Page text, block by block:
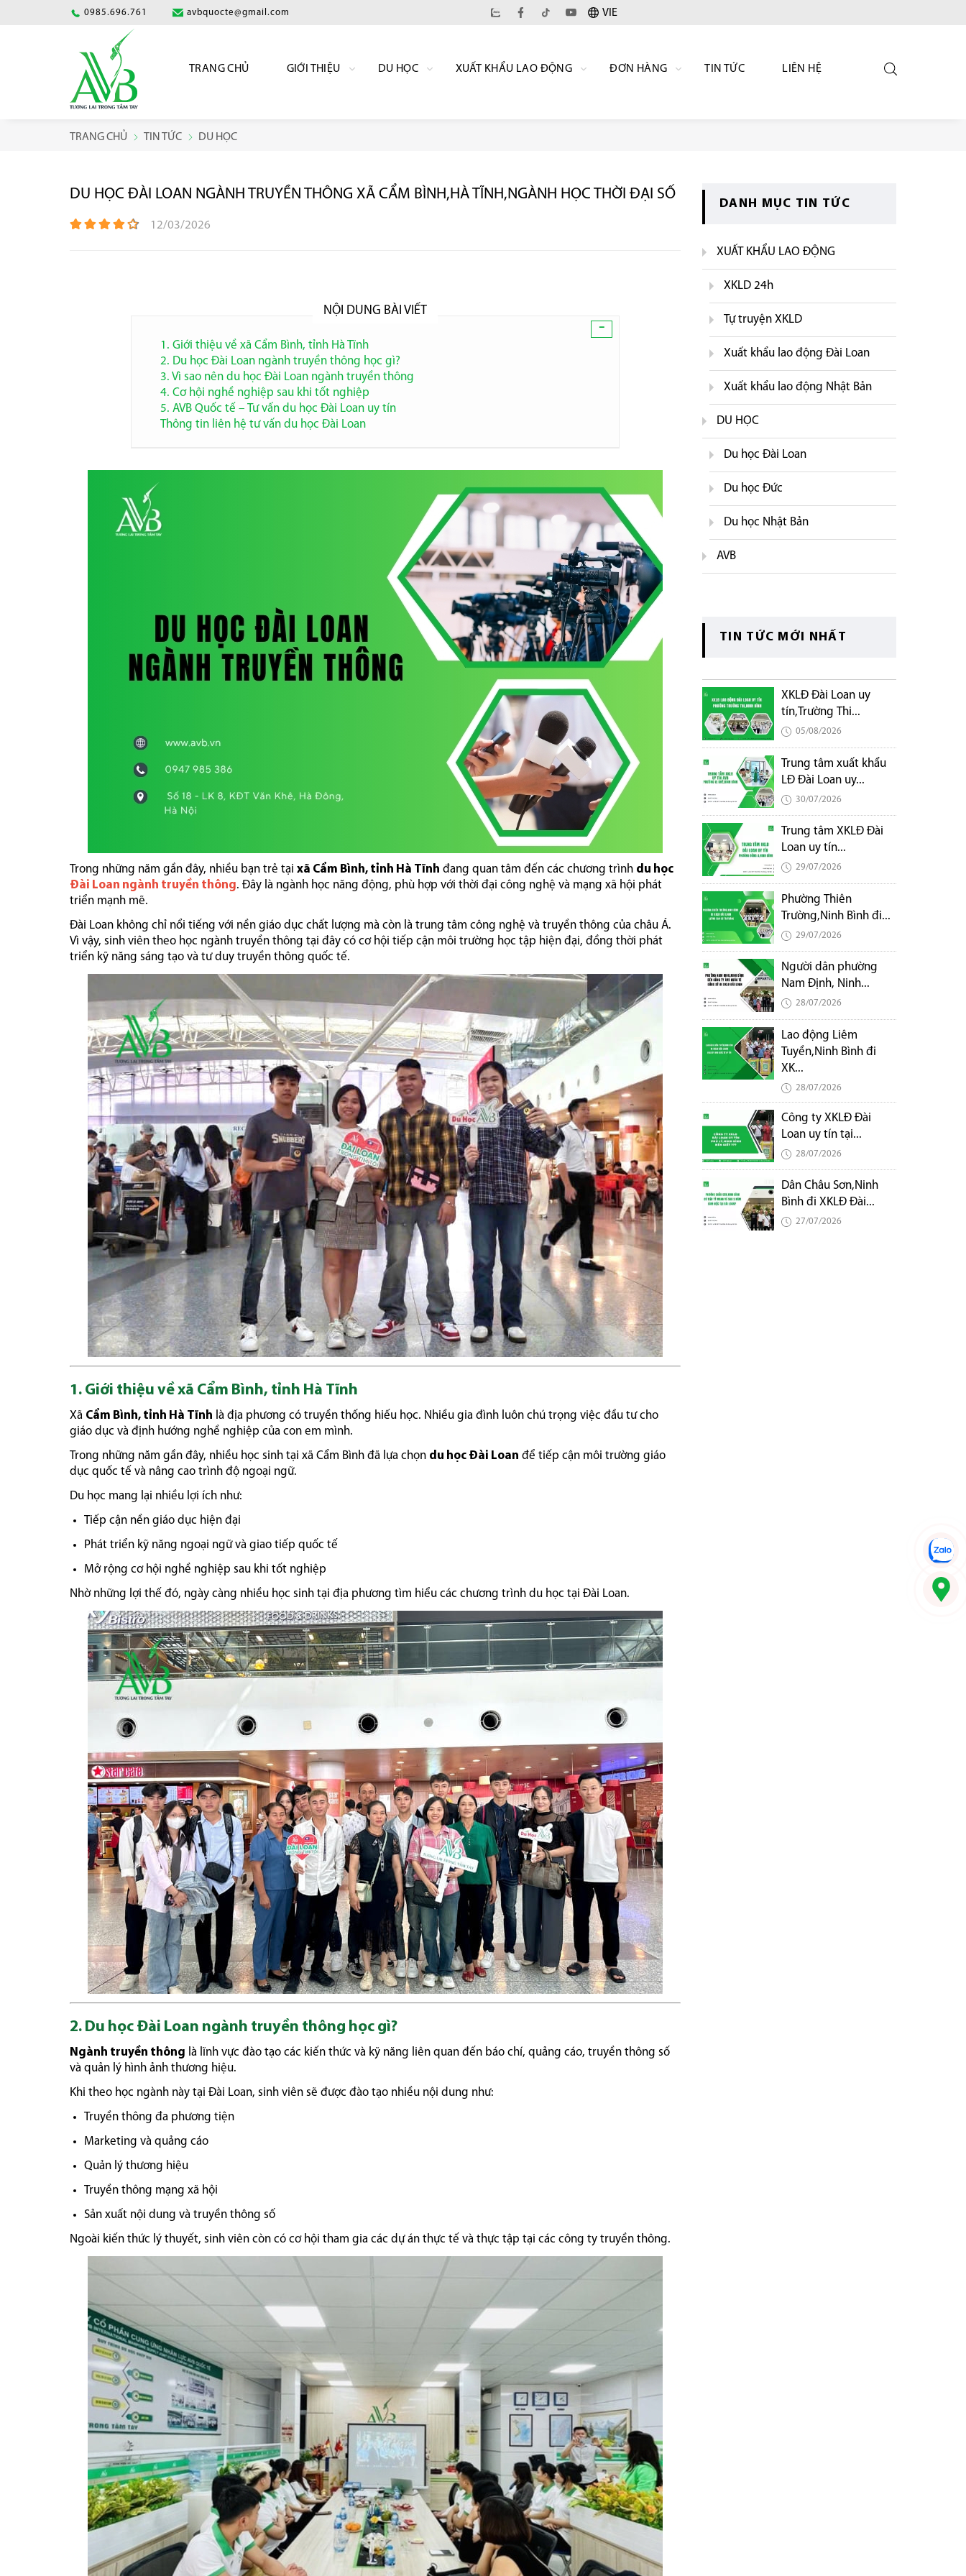
0985.696.761 avbquocte@gmail.com VIE
TRANG CHỦ GIỚI THIỆU DU HỌC XUẤT KHẨU LAO ĐỘNG ĐƠN HÀNG TIN TỨC LIÊN HỆ
TRANG CHỦ TIN TỨC DU HỌC
DU HỌC ĐÀI LOAN NGÀNH TRUYỀN THÔNG XÃ CẨM BÌNH,HÀ TĨNH,NGÀNH HỌC THỜI ĐẠI SỐ
12/03/2026
-
NỘI DUNG BÀI VIẾT
1. Giới thiệu về xã Cẩm Bình, tỉnh Hà Tĩnh
2. Du học Đài Loan ngành truyền thông học gì?
3. Vì sao nên du học Đài Loan ngành truyền thông
4. Cơ hội nghề nghiệp sau khi tốt nghiệp
5. AVB Quốc tế – Tư vấn du học Đài Loan uy tín
Thông tin liên hệ tư vấn du học Đài Loan
Trong những năm gần đây, nhiều bạn trẻ tại xã Cẩm Bình, tỉnh Hà Tĩnh đang quan tâm đến các chương trình du học
Đài Loan ngành truyền thông. Đây là ngành học năng động, phù hợp với thời đại công nghệ và mạng xã hội phát
triển mạnh mẽ.
Đài Loan không chỉ nổi tiếng với nền giáo dục chất lượng mà còn là trung tâm công nghệ và truyền thông của châu Á.
Vì vậy, sinh viên theo học ngành truyền thông tại đây có cơ hội tiếp cận môi trường học tập hiện đại, đồng thời phát
triển kỹ năng sáng tạo và tư duy truyền thông quốc tế.
1. Giới thiệu về xã Cẩm Bình, tỉnh Hà Tĩnh
Xã Cẩm Bình, tỉnh Hà Tĩnh là địa phương có truyền thống hiếu học. Nhiều gia đình luôn chú trọng việc đầu tư cho
giáo dục và định hướng nghề nghiệp của con em mình.
Trong những năm gần đây, nhiều học sinh tại xã Cẩm Bình đã lựa chọn du học Đài Loan để tiếp cận môi trường giáo
dục quốc tế và nâng cao trình độ ngoại ngữ.
Du học mang lại nhiều lợi ích như:
Tiếp cận nền giáo dục hiện đại
Phát triển kỹ năng ngoại ngữ và giao tiếp quốc tế
Mở rộng cơ hội nghề nghiệp sau khi tốt nghiệp
Nhờ những lợi thế đó, ngày càng nhiều học sinh tại địa phương tìm hiểu các chương trình du học tại Đài Loan.
2. Du học Đài Loan ngành truyền thông học gì?
Ngành truyền thông là lĩnh vực đào tạo các kiến thức và kỹ năng liên quan đến báo chí, quảng cáo, truyền thông số
và quản lý hình ảnh thương hiệu.
Khi theo học ngành này tại Đài Loan, sinh viên sẽ được đào tạo nhiều nội dung như:
Truyền thông đa phương tiện
Marketing và quảng cáo
Quản lý thương hiệu
Truyền thông mạng xã hội
Sản xuất nội dung và truyền thông số
Ngoài kiến thức lý thuyết, sinh viên còn có cơ hội tham gia các dự án thực tế và thực tập tại các công ty truyền thông.
DANH MỤC TIN TỨC
XUẤT KHẨU LAO ĐỘNG
XKLD 24h
Tự truyện XKLD
Xuất khẩu lao động Đài Loan
Xuất khẩu lao động Nhật Bản
DU HỌC
Du học Đài Loan
Du học Đức
Du học Nhật Bản
AVB
TIN TỨC MỚI NHẤT
XKLĐ Đài Loan uy
tín,Trường Thi...
05/08/2026
Trung tâm xuất khẩu
LĐ Đài Loan uy...
30/07/2026
Trung tâm XKLĐ Đài
Loan uy tín...
29/07/2026
Phường Thiên
Trường,Ninh Bình đi...
29/07/2026
Người dân phường
Nam Định, Ninh...
28/07/2026
Lao động Liêm
Tuyền,Ninh Bình đi
XK...
28/07/2026
Công ty XKLĐ Đài
Loan uy tín tại...
28/07/2026
Dân Châu Sơn,Ninh
Bình đi XKLĐ Đài...
27/07/2026